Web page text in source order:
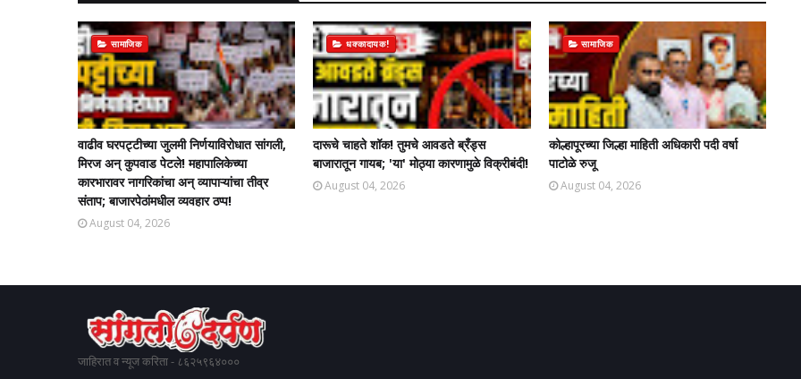
सामाजिक
वाढीव घरपट्टीच्या जुलमी निर्णयाविरोधात सांगली,
मिरज अन् कुपवाड पेटले! महापालिकेच्या
कारभारावर नागरिकांचा अन् व्यापाऱ्यांचा तीव्र
संताप; बाजारपेठांमधील व्यवहार ठप्प!​
August 04, 2026
धक्कादायक!
दारूचे चाहते शॉक! तुमचे आवडते ब्रँड्स
बाजारातून गायब; 'या' मोठ्या कारणामुळे विक्रीबंदी!
August 04, 2026
सामाजिक
कोल्हापूरच्या जिल्हा माहिती अधिकारी पदी वर्षा
पाटोळे रुजू
August 04, 2026
जाहिरात व न्यूज करिता - ८६२५९६४०००